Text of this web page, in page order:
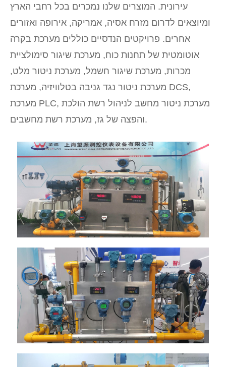
עירונית. המוצרים שלנו נמכרים בכל רחבי הארץ
ומיוצאים לדרום מזרח אסיה, אמריקה, אירופה ואזורים
אחרים. פרויקטים הנדסיים כוללים מערכת בקרה
אוטומטית של תחנות כוח, מערכת שיגור סימולציית
מכרות, מערכת שיגור חשמל, מערכת ניטור מלט,
מערכת ניטור נגד גניבה בטלוויזיה, מערכת DCS,
מערכת PLC, מערכת ניטור מחשב לניהול רשת הולכת
והפצה של גז, מערכת רשת מחשבים.